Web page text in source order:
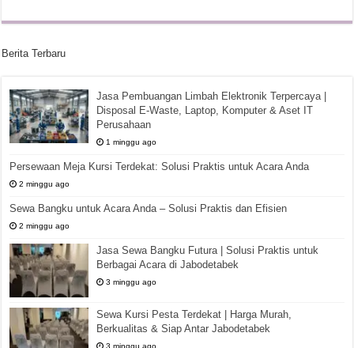
Berita Terbaru
Jasa Pembuangan Limbah Elektronik Terpercaya |
Disposal E-Waste, Laptop, Komputer & Aset IT
Perusahaan
1 minggu ago
Persewaan Meja Kursi Terdekat: Solusi Praktis untuk Acara Anda
2 minggu ago
Sewa Bangku untuk Acara Anda – Solusi Praktis dan Efisien
2 minggu ago
Jasa Sewa Bangku Futura | Solusi Praktis untuk
Berbagai Acara di Jabodetabek
3 minggu ago
Sewa Kursi Pesta Terdekat | Harga Murah,
Berkualitas & Siap Antar Jabodetabek
3 minggu ago